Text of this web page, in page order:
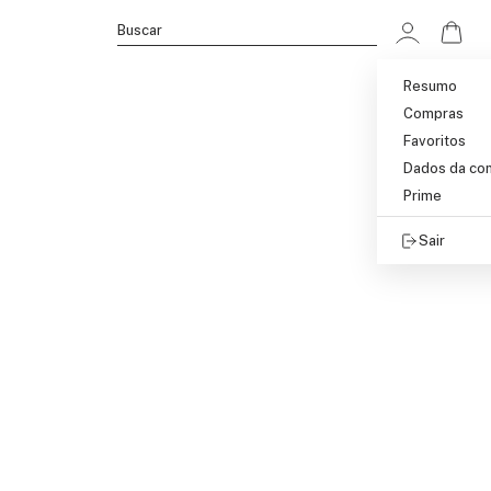
Buscar
Resumo
Compras
Favoritos
Dados da
Prime
Sair
Ir